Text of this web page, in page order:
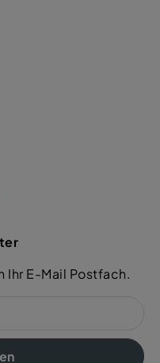
Ihr E-Mail Postfach.